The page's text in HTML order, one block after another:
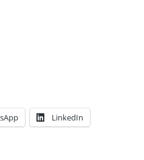
LinkedIn